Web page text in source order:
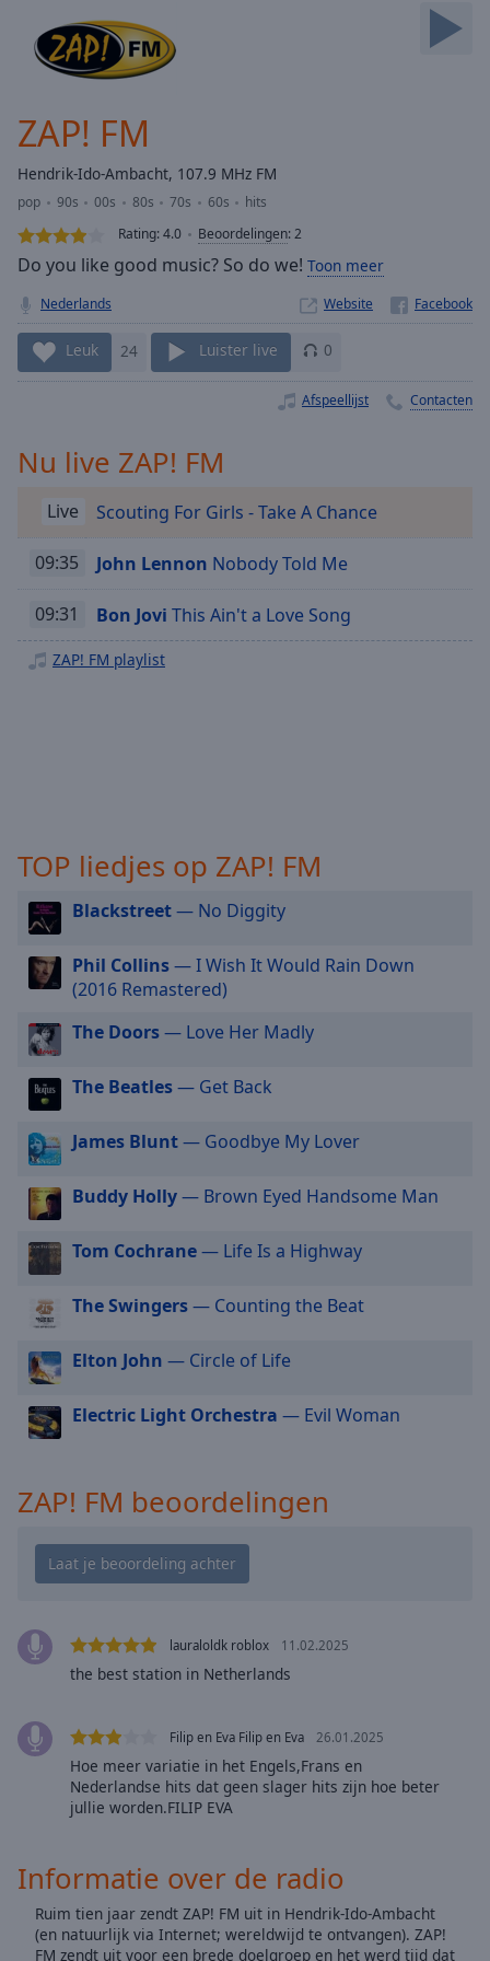
Forward
Mute
Loaded:
0.00%
Stream
Type
Seek to
live,
currently
behind
LIVE
Remaining
Rate
descriptions
opens
subtitles
settings
dialog
subtitles
off
selected
Audio
Track
Picture-
Picture
Fullscreen
This
modal
window.
Beginning
dialog
window.
Escape
and
window.
Color
Background
Opacity
Caption
ZAP! FM
Hendrik-Ido-Ambacht, 107.9 MHz FM
pop 90s 00s 80s 70s 60s
hits
Rating:4.0 Beoordelingen:2
Do you like good music? So do we! Toon meer
Nederlands Website
Leuk 24 Luister live 0
Afspeellijst Contacten
Nu live ZAP! FM
Live Scouting For Girls - Take A Chance
09:35 John Lennon Nobody Told Me
09:31 Bon Jovi This Ain't a Love Song
ZAP! FM playlist
TOP liedjes op ZAP! FM
Blackstreet— No Diggity
Phil Collins— I Wish It Would Rain Down
(2016 Remastered)
The Doors— Love Her Madly
The Beatles— Get Back
James Blunt— Goodbye My Lover
Buddy Holly— Brown Eyed Handsome Man
Tom Cochrane— Life Is a Highway
The Swingers— Counting the Beat
Elton John — Circle of Life
Electric Light Orchestra — Evil Woman
ZAP! FM beoordelingen
lauraloldk roblox 11.02.2025
the best station in Netherlands
Filip en Eva Filip en Eva 26.01.2025
Hoe meer variatie in het Engels,Frans en
Nederlandse hits dat geen slager hits zijn hoe beter
jullie worden.FILIP EVA
Informatie over de radio
Ruim tien jaar zendt ZAP! FM uit in Hendrik-Ido-Ambacht
(en natuurlijk via Internet; wereldwijd te ontvangen). ZAP!
FM zendt uit voor een brede doelgroep en het werd tijd dat